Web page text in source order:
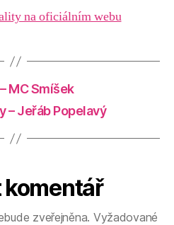
na oficiálním webu
MC Smíšek
– Jeřáb Popelavý
komentář
zveřejněna. Vyžadované